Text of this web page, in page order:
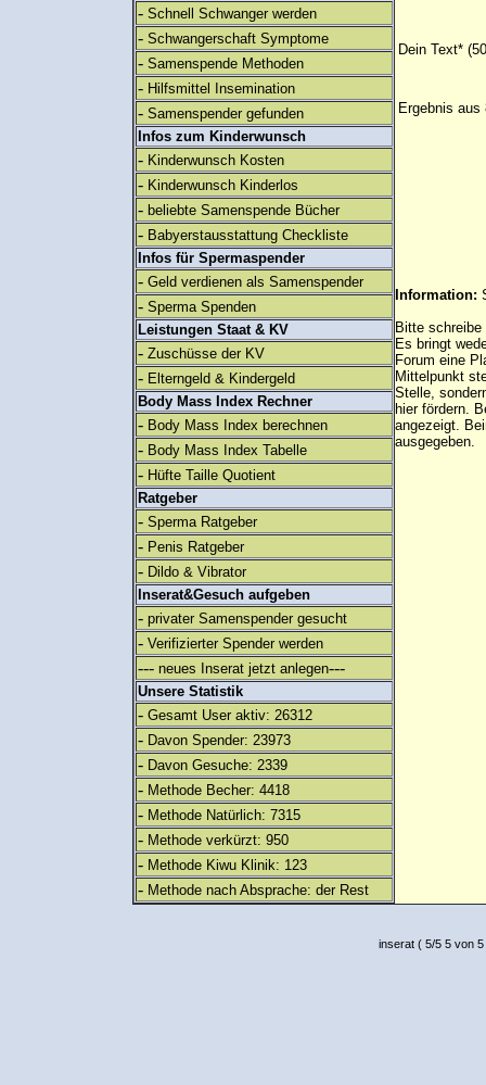
- Schnell Schwanger werden
- Schwangerschaft Symptome
- Samenspende Methoden
- Hilfsmittel Insemination
- Samenspender gefunden
Infos zum Kinderwunsch
- Kinderwunsch Kosten
- Kinderwunsch Kinderlos
- beliebte Samenspende Bücher
- Babyerstausstattung Checkliste
Infos für Spermaspender
- Geld verdienen als Samenspender
- Sperma Spenden
Leistungen Staat & KV
- Zuschüsse der KV
- Elterngeld & Kindergeld
Body Mass Index Rechner
- Body Mass Index berechnen
- Body Mass Index Tabelle
- Hüfte Taille Quotient
Ratgeber
- Sperma Ratgeber
- Penis Ratgeber
- Dildo & Vibrator
Inserat&Gesuch aufgeben
- privater Samenspender gesucht
- Verifizierter Spender werden
--- neues Inserat jetzt anlegen---
Unsere Statistik
- Gesamt User aktiv: 26312
- Davon Spender: 23973
- Davon Gesuche: 2339
- Methode Becher: 4418
- Methode Natürlich: 7315
- Methode verkürzt: 950
- Methode Kiwu Klinik: 123
- Methode nach Absprache: der Rest
Dein Text*
Ergebnis aus
Information:
Bitte
Es bringt
Forum eine
Mittelpunkt
Stelle,
hier fördern.
angezeigt.
ausgegeben.
inserat( 5/5 5 von 5